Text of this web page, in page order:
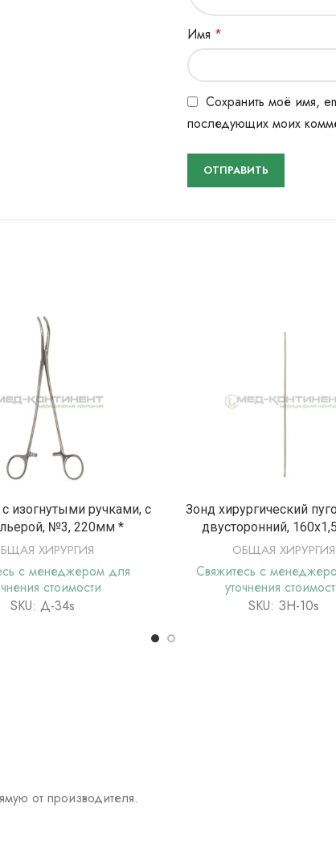
Имя *
Сохранить моё имя,
последующих моих
ПОДРОБНЕЕ
изогнутыми ручками, с
№3, 220мм *
ХИРУРГИЯ
с менеджером для
стоимости
SKU: Д-34s
Зонд хирургический
двусторонний,
ОБЩАЯ ХИРУРГИЯ
Свяжитесь с
уточнения
SKU: ЗН-10s
от производителя.